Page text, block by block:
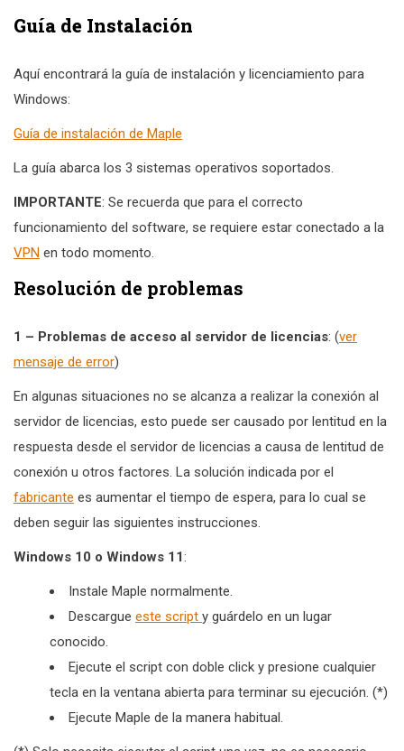
Guía de Instalación
Aquí encontrará la guía de instalación y licenciamiento para
Windows:
Guía de instalación de Maple
La guía abarca los 3 sistemas operativos soportados.
IMPORTANTE: Se recuerda que para el correcto
funcionamiento del software, se requiere estar conectado a la
VPN en todo momento.
Resolución de problemas
1 – Problemas de acceso al servidor de licencias: (ver
mensaje de error)
En algunas situaciones no se alcanza a realizar la conexión al
servidor de licencias, esto puede ser causado por lentitud en la
respuesta desde el servidor de licencias a causa de lentitud de
conexión u otros factores. La solución indicada por el
fabricante es aumentar el tiempo de espera, para lo cual se
deben seguir las siguientes instrucciones.
Windows 10 o Windows 11:
Instale Maple normalmente.
Descargue este script y guárdelo en un lugar
conocido.
Ejecute el script con doble click y presione cualquier
tecla en la ventana abierta para terminar su ejecución. (*)
Ejecute Maple de la manera habitual.